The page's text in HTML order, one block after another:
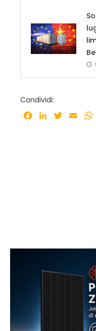
Condividi:
Facebook
LinkedInTwitter
Email